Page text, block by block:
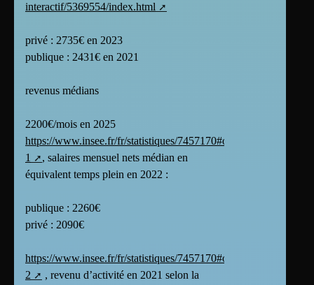
interactif/5369554/index.html
privé : 2735€ en 2023
publique : 2431€ en 2021
revenus médians
2200€/mois en 2025
https://www.insee.fr/fr/statistiques/7457170#onglet-
1
, salaires mensuel nets médian en
équivalent temps plein en 2022 :
publique : 2260€
privé : 2090€
https://www.insee.fr/fr/statistiques/7457170#onglet-
2
, revenu d’activité en 2021 selon la